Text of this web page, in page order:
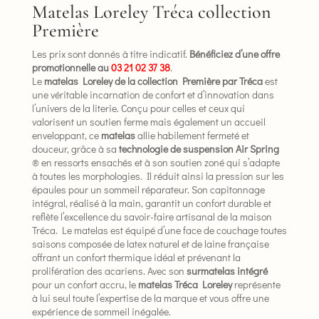
Matelas Loreley Tréca collection
Première
Les prix sont donnés à titre indicatif. Bénéficiez d’une offre
promotionnelle au03 21 02 37 38.
Le matelas Loreley de la collection Première par Trécaest
une véritable incarnation de confort et d’innovation dans
l’univers de la literie. Conçu pour celles et ceux qui
valorisent un soutien ferme mais également un accueil
enveloppant, ce matelasallie habilement fermeté et
douceur, grâce à sa technologie de suspension Air Spring
® en ressorts ensachés et à son soutien zoné qui s’adapte
à toutes les morphologies. Il réduit ainsi la pression sur les
épaules pour un sommeil réparateur. Son capitonnage
intégral, réalisé à la main, garantit un confort durable et
reflète l’excellence du savoir-faire artisanal de la maison
Tréca. Le matelas est équipé d’une face de couchage toutes
saisons composée de latex naturel et de laine française
offrant un confort thermique idéal et prévenant la
prolifération des acariens. Avec son surmatelas intégré
pour un confort accru, le matelas Tréca Loreleyreprésente
à lui seul toute l’expertise de la marque et vous offre une
expérience de sommeil inégalée.